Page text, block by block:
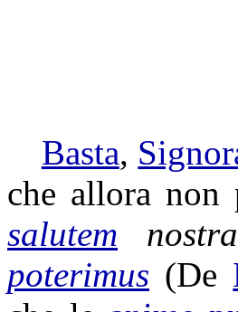
Basta,
che allora non
salutem
poterimus (De